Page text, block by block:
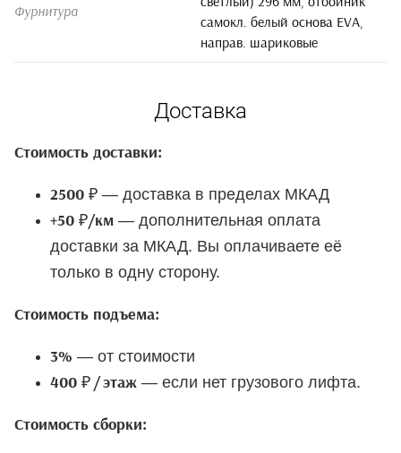
Фурнитура
самокл. белый основа EVA,
направ. шариковые
Доставка
Стоимость доставки:
2500 ₽ — доставка в пределах МКАД
+50 ₽/км — дополнительная оплата
доставки за МКАД. Вы оплачиваете её
только в одну сторону.
Стоимость подъема:
3% — от стоимости
400 ₽ / этаж — если нет грузового лифта.
Стоимость сборки: